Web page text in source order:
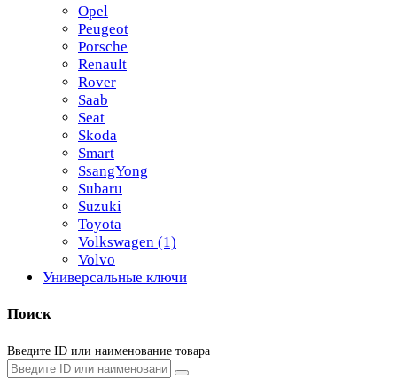
Opel
Peugeot
Porsche
Renault
Rover
Saab
Seat
Skoda
Smart
SsangYong
Subaru
Suzuki
Toyota
Volkswagen (1)
Volvo
Универсальные ключи
Поиск
Введите ID или наименование товара